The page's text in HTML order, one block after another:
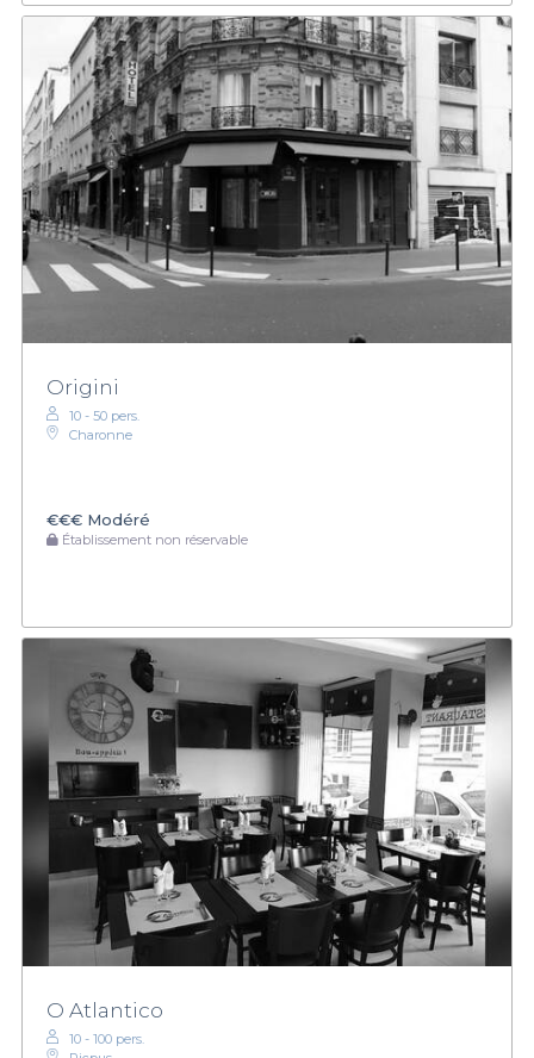
Origini
10 - 50 pers.
Charonne
€€€ Modéré
Établissement non réservable
O Atlantico
10 - 100 pers.